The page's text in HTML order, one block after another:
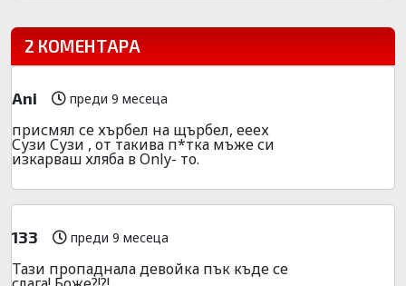
2 КОМЕНТАРА
Ani преди 9 месеца
присмял се хърбел на щърбел, ееех
Сузи Сузи , от такива п*тка мъже си
изкарваш хляба в Only- то.
133 преди 9 месеца
Тази пропаднала девойка пък къде се